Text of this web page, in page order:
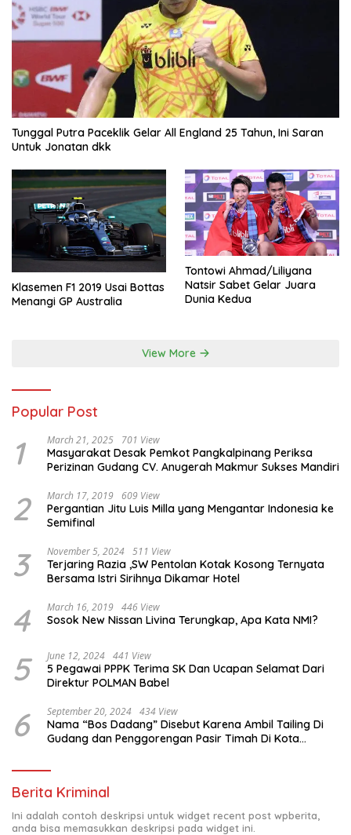
Tunggal Putra Paceklik Gelar All England 25 Tahun, Ini Saran
Untuk Jonatan dkk
Klasemen F1 2019 Usai Bottas
Menangi GP Australia
Tontowi Ahmad/Liliyana
Natsir Sabet Gelar Juara
Dunia Kedua
View More
Popular Post
1 March 21, 2025 701 View
Masyarakat Desak Pemkot Pangkalpinang Periksa
Perizinan Gudang CV. Anugerah Makmur Sukses Mandiri
2 March 17, 2019 609 View
Pergantian Jitu Luis Milla yang Mengantar Indonesia ke
Semifinal
3 November 5, 2024 511 View
Terjaring Razia ,SW Pentolan Kotak Kosong Ternyata
Bersama Istri Sirihnya Dikamar Hotel
4 March 16, 2019 446 View
Sosok New Nissan Livina Terungkap, Apa Kata NMI?
5 June 12, 2024 441 View
5 Pegawai PPPK Terima SK Dan Ucapan Selamat Dari
Direktur POLMAN Babel
6 September 20, 2024 434 View
Nama “Bos Dadang” Disebut Karena Ambil Tailing Di
Gudang dan Penggorengan Pasir Timah Di Kota
Berita Kriminal
Ini adalah contoh deskripsi untuk widget recent post wpberita,
anda bisa memasukkan deskripsi pada widget ini.